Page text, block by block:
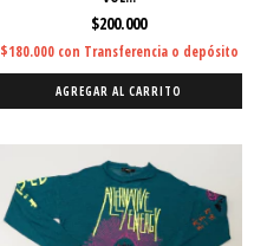
$200.000
$180.000 con Transferencia o depósito
AGREGAR AL CARRITO